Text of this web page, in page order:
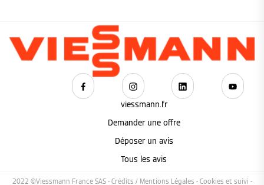
viessmann.fr
Demander une offre
Déposer un avis
Tous les avis
2022 ©Viessmann France SAS - Crédits / Mentions Légales - Cookies et suivi -